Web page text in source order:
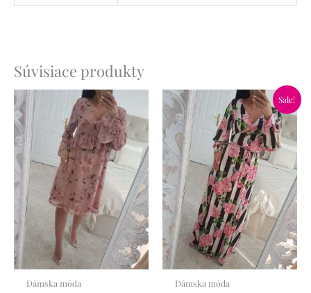
Súvisiace produkty
Dámska móda
Sale!
Dámska móda
Pôvodná
bola:
59.90€.
Aktuálna
cena
je:
34.90€.